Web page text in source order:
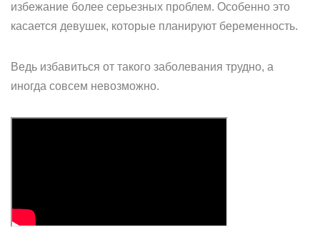
избежание более серьезных проблем. Особенно это
касается девушек, которые планируют беременность.
Ведь избавиться от такого заболевания трудно, а
иногда совсем невозможно.